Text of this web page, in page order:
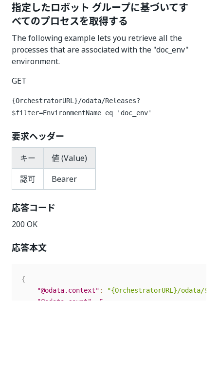
指定したロボット グループに基づいてす
べてのプロセスを取得する
The following example lets you retrieve all the
processes that are associated with the "doc_env"
environment.
GET
{OrchestratorURL}/odata/Releases?
$filter=EnvironmentName eq 'doc_env'
要求ヘッダー
キー
値 (Value)
認可
Bearer
応答コード
200 OK
応答本文
{
"@odata.context" :
"{OrchestratorURL}/odata/
"@odata.count"
5